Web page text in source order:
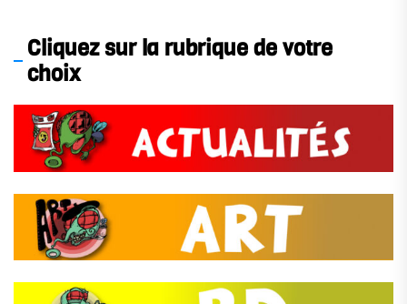
Cliquez sur la rubrique de votre
choix